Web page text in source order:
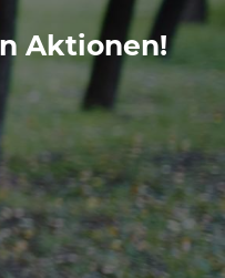
Aktionen!